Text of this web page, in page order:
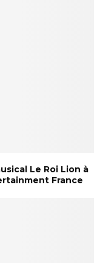
Le Roi Lion à
France